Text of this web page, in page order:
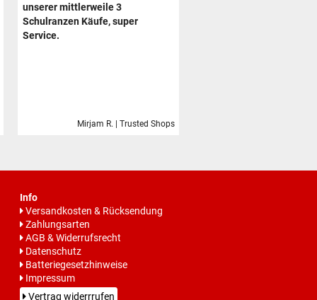
unserer mittlerweile 3
Schulranzen Käufe, super
Service.
Mirjam R. | Trusted Shops
Info
Versandkosten & Rücksendung
Zahlungsarten
AGB & Widerrufsrecht
Datenschutz
Batteriegesetzhinweise
Impressum
Vertrag widerrrufen